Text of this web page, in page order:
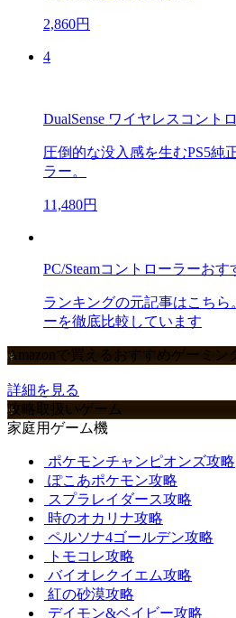
2,860円
4
DualSense ワイヤレスコント
圧倒的な没入感を生むPS5純
ラー。
11,480円
PC/Steamコントローラーおす
ランキングの元記事はこち
ーを徹底比較しています
Amazonで買えるおすすめゲーミン
詳細を見る
攻略取扱いゲーム
家庭用ゲーム機
ポケモンチャンピオンズ攻略
ぽこあポケモン攻略
スプラレイダース攻略
時のオカリナ攻略
ペルソナ4ゴールデン攻略
トモコレ攻略
バイオレクイエム攻略
紅の砂漠攻略
デイモン&ベイビー攻略